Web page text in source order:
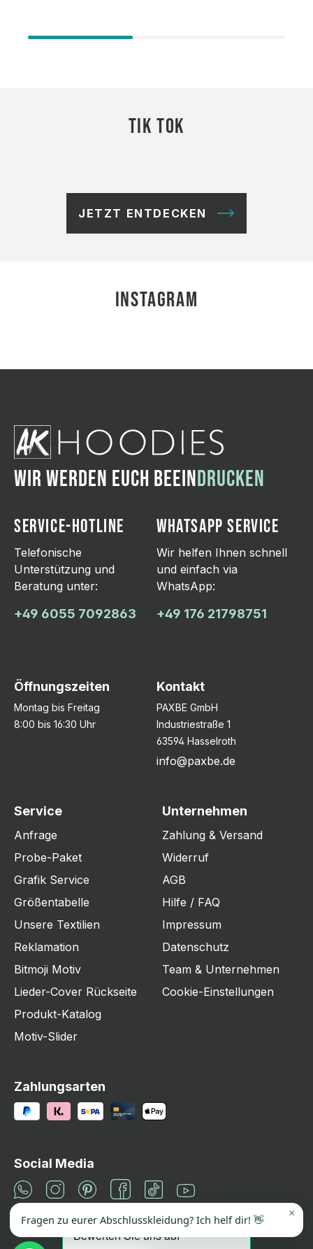
TIK TOK
JETZT ENTDECKEN
INSTAGRAM
WIR WERDEN EUCH BEEINDRUCKEN
SERVICE-HOTLINE
Telefonische
Unterstützung und
Beratung unter:
+49 6055 7092863
WHATSAPP SERVICE
Wir helfen Ihnen schnell
und einfach via
WhatsApp:
+49 176 21798751
Öffnungszeiten
Montag bis Freitag
8:00 bis 16:30 Uhr
Kontakt
PAXBE GmbH
Industriestraße 1
63594 Hasselroth
info@paxbe.de
Service
Anfrage
Probe-Paket
Grafik Service
Größentabelle
Unsere Textilien
Reklamation
Bitmoji Motiv
Lieder-Cover Rückseite
Produkt-Katalog
Motiv-Slider
Unternehmen
Zahlung & Versand
Widerruf
AGB
Hilfe / FAQ
Impressum
Datenschutz
Team & Unternehmen
Cookie-Einstellungen
Zahlungsarten
Social Media